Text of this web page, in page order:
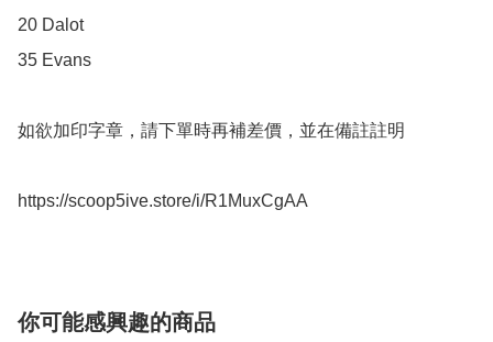
20 Dalot
35 Evans
如欲加印字章，請下單時再補差價，並在備註註明
你可能感興趣的商品